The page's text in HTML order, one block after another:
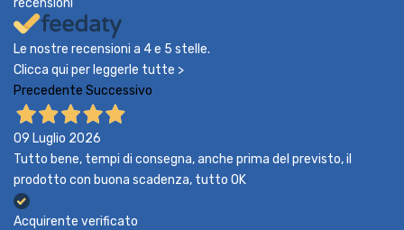
Le nostre recensioni a 4 e 5 stelle.
Clicca qui per leggerle tutte >
Precedente Successivo
09 Luglio 2026
Tutto bene, tempi di consegna, anche prima del previsto, il
prodotto con buona scadenza, tutto OK
Acquirente verificato